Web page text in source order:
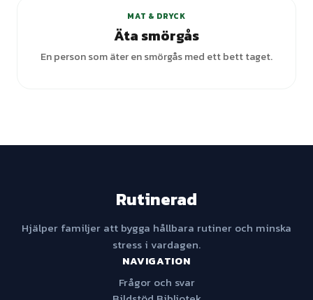
MAT & DRYCK
Äta smörgås
En person som äter en smörgås med ett bett taget.
Rutinerad
Hjälper familjer att bygga hållbara rutiner och minska
stress i vardagen.
NAVIGATION
Frågor och svar